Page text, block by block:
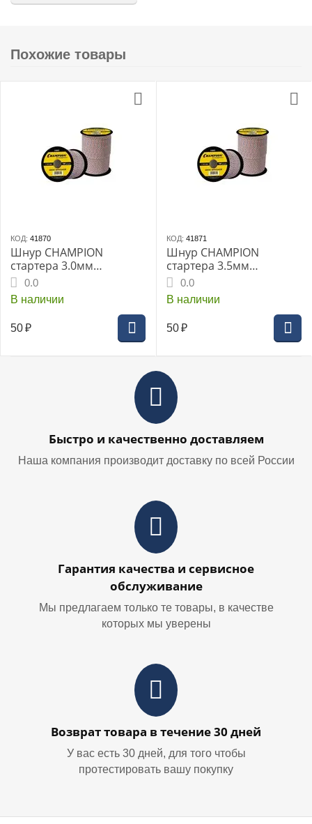
Похожие товары
КОД: 41870
Шнур CHAMPION
стартера 3.0мм
(бухта100м) C6001
0.0
В наличии
50 ₽
КОД: 41871
Шнур CHAMPION
стартера 3.5мм
(бухта100м) C6002
0.0
В наличии
50 ₽
Быстро и качественно доставляем
Наша компания производит доставку по всей России
Гарантия качества и сервисное
обслуживание
Мы предлагаем только те товары, в качестве
которых мы уверены
Возврат товара в течение 30 дней
У вас есть 30 дней, для того чтобы
протестировать вашу покупку